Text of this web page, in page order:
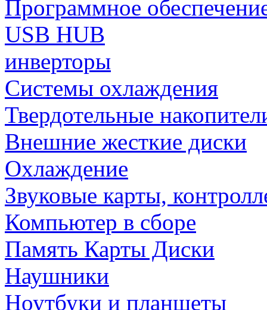
Программное
USB HUB
инверторы
Системы охлаждения
Твердотельные
Внешние жесткие диски
Охлаждение
Звуковые карты,
Компьютер в сборе
Память Карты Диски
Наушники
Ноутбуки и планшеты